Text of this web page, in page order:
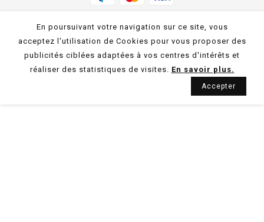
En poursuivant votre navigation sur ce site, vous
acceptez l'utilisation de Cookies pour vous proposer des
publicités ciblées adaptées à vos centres d'intérêts et
réaliser des statistiques de visites. En savoir plus.
Accepter